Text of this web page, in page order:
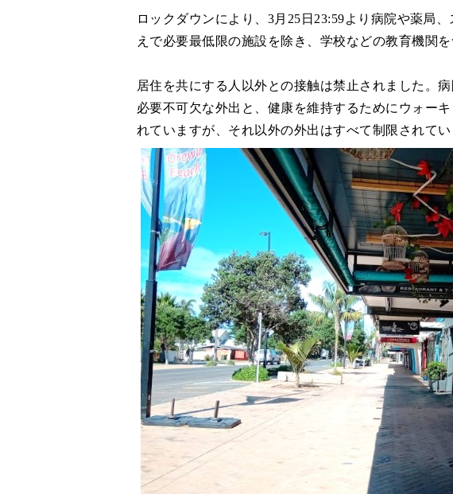
ロックダウンにより、3月25日23:59より病院や薬局
えで必要最低限の施設を除き、学校などの教育機関
居住を共にする人以外との接触は禁止されました。
必要不可欠な外出と、健康を維持するためにウォー
れていますが、それ以外の外出はすべて制限されてい